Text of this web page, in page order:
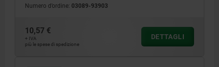
Numero d’ordine: 03089-93903
10,57 €
+ IVA
più le spese di spedizione
DETTAGLI